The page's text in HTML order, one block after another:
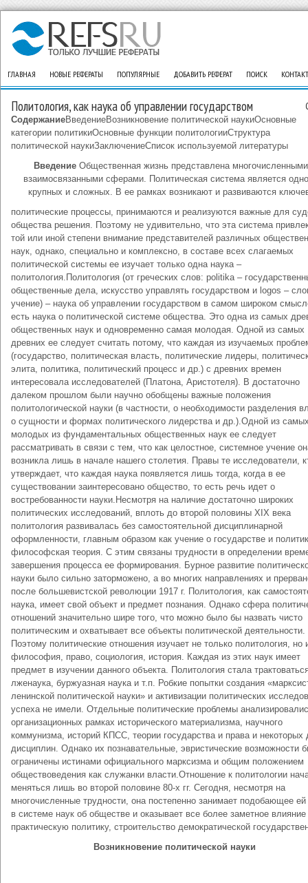
ГЛАВНАЯ НОВЫЕ РЕФЕРАТЫ ПОПУЛЯРНЫЕ ДОБАВИТЬ РЕФЕРАТ ПОИСК
Политология, как наука об управлении государством
СодержаниеВведениеВозникновение политической наукиОсновные
категории политикиОсновные функции политологииСтруктура
политической наукиЗаключениеСписок используемой литературы
ВведениеОбщественная жизнь представлена
взаимосвязанными сферами. Политическая система является
крупных и сложных. В ее рамках возникают и развиваются
политические процессы, принимаются и реализуются важные для
общества решения. Поэтому не удивительно, что эта система
той или иной степени внимание представителей различных
наук, однако, специально и комплексно, в составе всех слагаемых
политической системы ее изучает только одна наука –
политология.Политология (от греческих слов: politika –
общественные дела, искусство управлять государством и logos –
учение) – наука об управлении государством в самом широком
есть наука о политической системе общества. Это одна из самых
общественных наук и одновременно самая молодая. Одной из самых
древних ее следует считать потому, что каждая из изучаемых
(государство, политическая власть, политические лидеры,
элита, политика, политический процесс и др.) с древних времен
интересовала исследователей (Платона, Аристотеля). В достаточно
далеком прошлом были научно обобщены важные положения
политологической науки (в частности, о необходимости разделения
о сущности и формах политического лидерства и др.).Одной из
молодых из фундаментальных общественных наук ее следует
рассматривать в связи с тем, что как целостное, системное учение
возникла лишь в начале нашего столетия. Правы те исследователи,
утверждает, что каждая наука появляется лишь тогда, когда в ее
существовании заинтересовано общество, то есть речь идет о
востребованности науки.Несмотря на наличие достаточно широких
политических исследований, вплоть до второй половины XIX века
политология развивалась без самостоятельной дисциплинарной
оформленности, главным образом как учение о государстве и
философская теория. С этим связаны трудности в определении
завершения процесса ее формирования. Бурное развитие
науки было сильно заторможено, а во многих направлениях и
после большевистской революции 1917 г. Политология, как
наука, имеет свой объект и предмет познания. Однако сфера
отношений значительно шире того, что можно было бы назвать чисто
политическим и охватывает все объекты политической деятельности.
Поэтому политические отношения изучает не только политология, но
философия, право, социология, история. Каждая из этих наук имеет
предмет в изучении данного объекта. Политология стала
лженаука, буржуазная наука и т.п. Робкие попытки создания
ленинской политической науки» и активизации политических
успеха не имели. Отдельные политические проблемы
организационных рамках исторического материализма, научного
коммунизма, историй КПСС, теории государства и права и некоторых
дисциплин. Однако их познавательные, эвристические возможности
ограничены истинами официального марксизма и общим положением
обществоведения как служанки власти.Отношение к политологии
меняться лишь во второй половине 80-х гг. Сегодня, несмотря на
многочисленные трудности, она постепенно занимает подобающее
в системе наук об обществе и оказывает все более заметное влияние
практическую политику, строительство демократической
Возникновение политической науки